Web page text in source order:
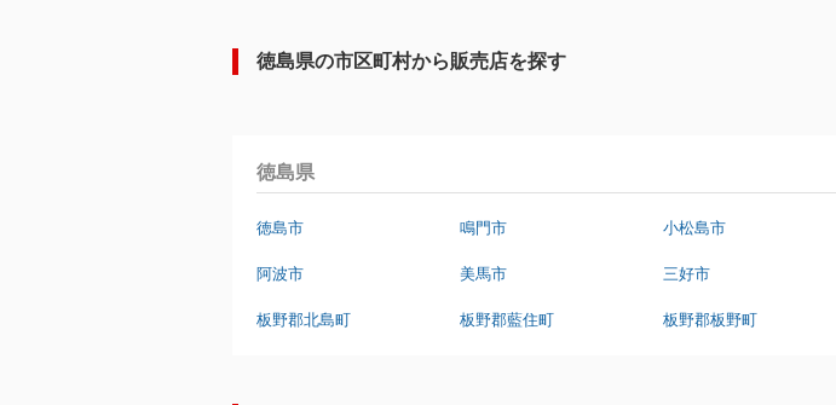
徳島県の市区町村から販売店を探す
徳島県
徳島市 鳴門市 小松島市
阿波市 美馬市 三好市
板野郡北島町 板野郡藍住町 板野郡板野町